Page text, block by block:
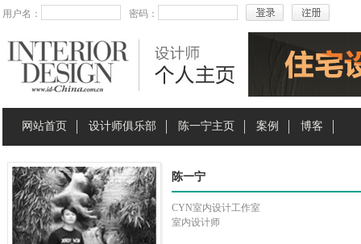
用户名： 密码：
网站首页 设计师俱乐部 陈一宁主页 案例 博客
陈一宁
CYN室内设计工作室
室内设计师